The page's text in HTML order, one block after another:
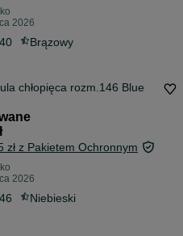
2026
Brązowy
chłopięca rozm.146 Blue
zł z Pakietem Ochronnym
2026
Niebieski